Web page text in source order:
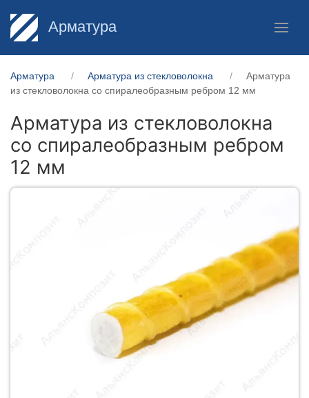
Арматура
Арматура Арматура из стекловолокна
Арматура
из стекловолокна со спиралеобразным ребром 12 мм
Арматура из стекловолокна
со спиралеобразным ребром
12 мм